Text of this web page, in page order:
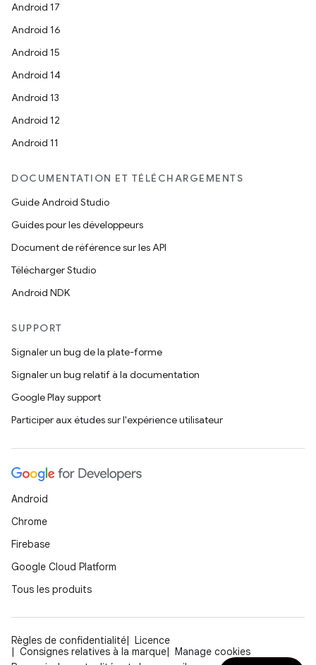
Android 17
Android 16
Android 15
Android 14
Android 13
Android 12
Android 11
DOCUMENTATION ET TÉLÉCHARGEMENTS
Guide Android Studio
Guides pour les développeurs
Document de référence sur les API
Télécharger Studio
Android NDK
SUPPORT
Signaler un bug de la plate-forme
Signaler un bug relatif à la documentation
Google Play support
Participer aux études sur l'expérience utilisateur
Android
Chrome
Firebase
Google Cloud Platform
Tous les produits
Règles de confidentialité
Licence
Consignes relatives à la marque
Manage cookies